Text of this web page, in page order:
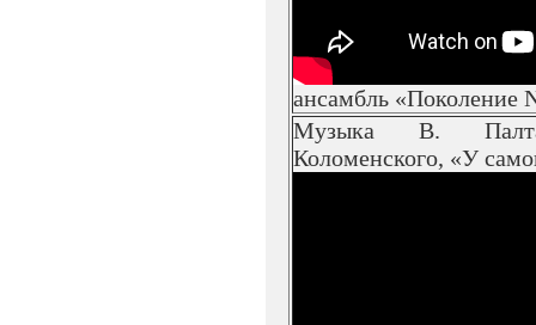
ансамбль «Поколение
Музыка В.
Коломенского, «У